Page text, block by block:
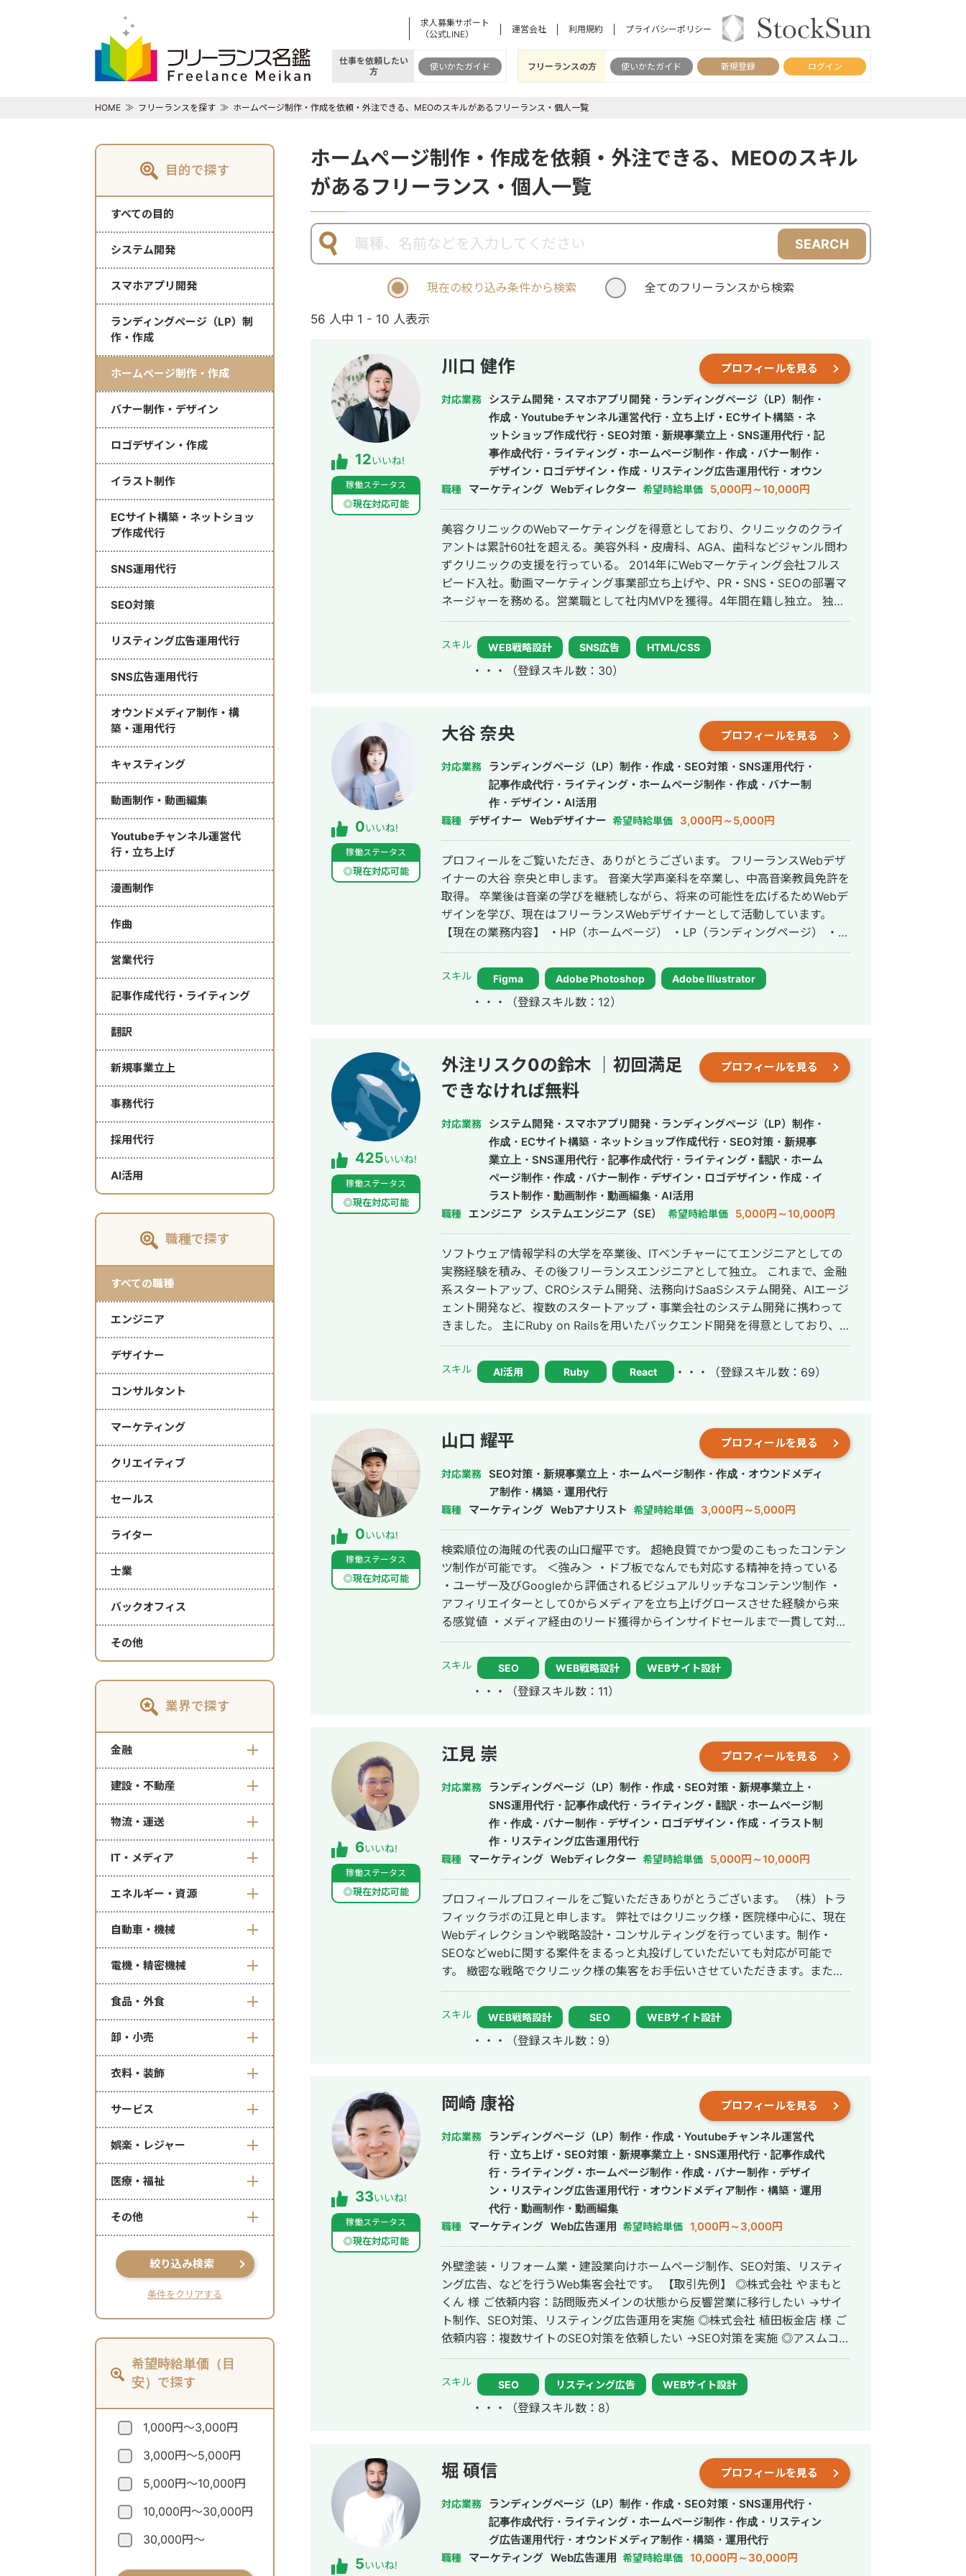
求人募集サポート
（公式LINE）
運営会社 利用規約 プライバシーポリシー
仕事を依頼したい
方
使いかたガイド フリーランスの方 使いかたガイド 新規登録 ログイン
HOME フリーランスを探す ホームページ制作・作成を依頼・外注できる、MEOのスキルがあるフリーランス・個人一覧
目的で探す
すべての目的
システム開発
スマホアプリ開発
ランディングページ（LP）制
作・作成
ホームページ制作・作成
バナー制作・デザイン
ロゴデザイン・作成
イラスト制作
ECサイト構築・ネットショッ
プ作成代行
SNS運用代行
SEO対策
リスティング広告運用代行
SNS広告運用代行
オウンドメディア制作・構
築・運用代行
キャスティング
動画制作・動画編集
Youtubeチャンネル運営代
行・立ち上げ
漫画制作
作曲
営業代行
記事作成代行・ライティング
翻訳
新規事業立上
事務代行
採用代行
AI活用
職種で探す
すべての職種
エンジニア
デザイナー
コンサルタント
マーケティング
クリエイティブ
セールス
ライター
士業
バックオフィス
その他
業界で探す
金融
建設・不動産
物流・運送
IT・メディア
エネルギー・資源
自動車・機械
電機・精密機械
食品・外食
卸・小売
衣料・装飾
サービス
娯楽・レジャー
医療・福祉
その他
絞り込み検索
条件をクリアする
希望時給単価（目
安）で探す
1,000円～3,000円
3,000円～5,000円
5,000円～10,000円
10,000円～30,000円
30,000円～
ホームページ制作・作成を依頼・外注できる、MEOのスキル
があるフリーランス・個人一覧
SEARCH
現在の絞り込み条件から検索 全てのフリーランスから検索
56 人中 1 - 10 人表示
12いいね!
稼働ステータス
◎現在対応可能
川口 健作 プロフィールを見る
対応業務
システム開発・スマホアプリ開発・ランディングページ（LP）制作・
作成・Youtubeチャンネル運営代行・立ち上げ・ECサイト構築・ネ
ットショップ作成代行・SEO対策・新規事業立上・SNS運用代行・記
事作成代行・ライティング・ホームページ制作・作成・バナー制作・
デザイン・ロゴデザイン・作成・リスティング広告運用代行・オウン
ドメディア制作・構築・運用代行・動画制作・動画編集・営業代行
職種 マーケティング Webディレクター 希望時給単価 5,000円～10,000円
美容クリニックのWebマーケティングを得意としており、クリニックのクライ
アントは累計60社を超える。美容外科・皮膚科、AGA、歯科などジャンル問わ
ずクリニックの支援を行っている。 2014年にWebマーケティング会社フルス
ピード入社。動画マーケティング事業部立ち上げや、PR・SNS・SEOの部署マ
ネージャーを務める。営業職として社内MVPを獲得。4年間在籍し独立。 独立
後はフリーランスとなり、フロントエンドエンジニア兼総合Webマーケターと
して活動。現在はWebコンサルティング会社を創設し、法人としてStockSunに
スキル WEB戦略設計 SNS広告 HTML/CSS
・・・ （登録スキル数：30）
0いいね!
稼働ステータス
◎現在対応可能
大谷 奈央 プロフィールを見る
対応業務
ランディングページ（LP）制作・作成・SEO対策・SNS運用代行・
記事作成代行・ライティング・ホームページ制作・作成・バナー制
作・デザイン・AI活用
職種 デザイナー Webデザイナー 希望時給単価 3,000円～5,000円
プロフィールをご覧いただき、ありがとうございます。 フリーランスWebデザ
イナーの大谷 奈央と申します。 音楽大学声楽科を卒業し、中高音楽教員免許を
取得。 卒業後は音楽の学びを継続しながら、将来の可能性を広げるためWebデ
ザインを学び、現在はフリーランスWebデザイナーとして活動しています。
【現在の業務内容】 ・HP（ホームページ） ・LP（ランディングページ） ・広
告バナー ・名刺 ・チラシ ・パンフレット ・SNS画像 など デザインは
単に見た目を整えるだけではなく、クライアント様の想いやサービスの魅力を
届けるための手段だと考えています。 だからこそ、丁寧なヒアリングを通して
課題や目的を整理した上でのデザイン提案を大切にしています。 音楽大学で培
作した実績をポートフォリオにまとめております。 https://fori.io/designer-
nao （掲載可能なもののみとなります） どうぞ、よろしくお願いいたします。
スキル Figma Adobe Photoshop Adobe Illustrator
・・・ （登録スキル数：12）
425いいね!
稼働ステータス
◎現在対応可能
外注リスク0の鈴木 ｜初回満足
できなければ無料
プロフィールを見る
対応業務
システム開発・スマホアプリ開発・ランディングページ（LP）制作・
作成・ECサイト構築・ネットショップ作成代行・SEO対策・新規事
業立上・SNS運用代行・記事作成代行・ライティング・翻訳・ホーム
ページ制作・作成・バナー制作・デザイン・ロゴデザイン・作成・イ
ラスト制作・動画制作・動画編集・AI活用
職種 エンジニア システムエンジニア（SE） 希望時給単価 5,000円～10,000円
ソフトウェア情報学科の大学を卒業後、ITベンチャーにてエンジニアとしての
実務経験を積み、その後フリーランスエンジニアとして独立。 これまで、金融
系スタートアップ、CROシステム開発、法務向けSaaSシステム開発、AIエージ
ェント開発など、複数のスタートアップ・事業会社のシステム開発に携わって
きました。 主にRuby on Railsを用いたバックエンド開発を得意としており、
要件定義、設計、実装、本番リリース、運用改善まで一貫して対応していま
す。 特に、仕様が複雑な業務システムや、要件がまだ固まりきっていない新規
開発において、事業目的を整理しながら、正確にスピード感を持って形にして
へのAI機能の組み込みなどにも対応しています。 単純に言われたものを作るだ
けではなく、事業として使える形に落とし込むことを重視し、開発の初期段階
からリリース後の運用まで伴走しています。
スキル AI活用 Ruby React ・・・ （登録スキル数：69）
0いいね!
稼働ステータス
◎現在対応可能
山口 耀平 プロフィールを見る
対応業務 SEO対策・新規事業立上・ホームページ制作・作成・オウンドメディ
ア制作・構築・運用代行
職種 マーケティング Webアナリスト 希望時給単価 3,000円～5,000円
検索順位の海賊の代表の山口耀平です。 超絶良質でかつ愛のこもったコンテン
ツ制作が可能です。 ＜強み＞ ・ドブ板でなんでも対応する精神を持っている
・ユーザー及びGoogleから評価されるビジュアルリッチなコンテンツ制作 ・
アフィリエイターとして0からメディアを立ち上げグロースさせた経験から来
る感覚値 ・メディア経由のリード獲得からインサイドセールまで一貫して対応
可能 ＜スキル＞ ▼SEO対策 ・サイト改善 ・オウンドメディア運用 ・CV導線
の設計 ▼BtoBマーケティング ・リード獲得戦略設計 ・ホワイトペーパー作成
・メルマガ配信戦略の立案〜実行 ・インサイドセールス ＜実績＞ ○ケース
①：人材マッチングアプリ（toB） ホワイトペーパー制作、ライティングのデ
た）。 ▶️問題・課題 クライアントは元々、コンサル会社が入ってメディアを立
ち上げたものの、1件もリード獲得ができていない状況。 ここから、課題とし
ては下記の４点があると仮説を立てました。 １. コンテンツの質が著しく低い
２. 内部リンク設計が全くなされていない ３. スクラッチで構築されたサイトの
構造がSEO最適化されていない ４. CVポイントが少なすぎる ▶️実行した施策
そこで下記のような施策を3ヶ月に渡り行いました。 ・競合サイトよりもビジ
ュアルリッチなコンテンツになるようにリライト（30本） ・内部リンクの設計
最適化されたテーマへ変更（オウンドメディアのデザインも自分でやったので
コストをめちゃくちゃ抑えられた） ・お役立ち資料の制作とCVポイントの設
置 ・獲得したリードへの架電による商談獲得 ▶️結果 契約してから3ヶ月ほどで
下記のような成果を出すことに成功しました。 ・人材系のリード獲得メディア
を200アクセス数で昨対200%成長 ・メディア経由でのリード獲得を0件→30
件に成長 ・ホワイトペーパー製作によるCVポイントの創出 ・架電により10件
電までこなす必要性がありメタディスクリプションの設定等の細かいSEO対策
は完全に放棄して、内部リンクとコンテンツの品質に全振りして施策を実行し
課題 契約者数を増やすためのチャネルが欲しいというニーズがあり。サイトの
分析を行い、下記のような課題を抽出。 ・公式サイトがサブドメインで、ルー
トドメインに対してリダイレクトがかかっている状況がありサイトも評価が分
散している ・集客チャネルが広告依存状態になっている状況が発生している ▶️
実行した施策 ・サブドメインからルートドメインへのサイトの移行によりドメ
インへのサイト評価の集中 ・ドメイン配下に小学生の親御さんをターゲットに
したコラムメディアの立ち上げ ・経験者であるママさんライターを小学校の周
りでチラシを配って募集 ▶️結果 ・ECサイト本体が移行に伴いアクセスを150%
増。 ・オウンドメディアも1年で月次8万アクセスまで成長 ・年次で4000万円
規模のインパクトを創出。 ▶️反省点 ・メディアを立ち上げて安定して集客でき
たものの、キッズ携帯自体が購入まで判断に時間がかかる商材だったため、メ
ルマガ施策やLINE施策もあわせて実行すべきであったと反省。 実績③：個人
でのメディア運用 ▶️概要 ・当初、経済学系のオウンドメディアを立ち上げ、中
小企業診断士の講座へのアフィリエイト収益を狙って立ち上げ。1年間運用した
ところ企業メディア等からの被リンクが獲得できたため、仮想通貨系のキーワ
ードのカテゴリを作ってコンテンツを投下したところ、ビッグキーワードで上
位獲得を実現（現在は完全に死んだため、月1万円のアドセンス収益に甘んじて
います） ▶️施策 ・ビジュアルリッチな図解コンテンツを制作（1記事当たり10
10万円の収益、累計で100万円をあげる ・企業メディアやWikipediaからの被
リンクの獲得を実現 ・仮想通貨領域でビッグキーワードの「Web3」や
「dao」等で検索結果1ページ目達成
スキル SEO WEB戦略設計 WEBサイト設計
・・・ （登録スキル数：11）
6いいね!
稼働ステータス
◎現在対応可能
江見 崇 プロフィールを見る
対応業務
ランディングページ（LP）制作・作成・SEO対策・新規事業立上・
SNS運用代行・記事作成代行・ライティング・翻訳・ホームページ制
作・作成・バナー制作・デザイン・ロゴデザイン・作成・イラスト制
作・リスティング広告運用代行
職種 マーケティング Webディレクター 希望時給単価 5,000円～10,000円
プロフィールプロフィールをご覧いただきありがとうございます。 （株）トラ
フィックラボの江見と申します。 弊社ではクリニック様・医院様中心に、現在
Webディレクションや戦略設計・コンサルティングを行っています。制作・
SEOなどwebに関する案件をまるっと丸投げしていただいても対応が可能で
す。 緻密な戦略でクリニック様の集客をお手伝いさせていただきます。また、
常にレスを早めに対応を心がけておりまして24時間365日対応が可能です。 実
際、弊社は地域名＋施術で上位表示が得意得意で、かなりの施術名をハックし
ています。 また、医療広告ガイドライン、薬機法にも対応した知見もあり安全
性にも対応しております。 ■実績■ ・某美容系ビックワードで圏外→10位以内
スキル WEB戦略設計 SEO WEBサイト設計
・・・ （登録スキル数：9）
33いいね!
稼働ステータス
◎現在対応可能
岡崎 康裕 プロフィールを見る
対応業務
ランディングページ（LP）制作・作成・Youtubeチャンネル運営代
行・立ち上げ・SEO対策・新規事業立上・SNS運用代行・記事作成代
行・ライティング・ホームページ制作・作成・バナー制作・デザイ
ン・リスティング広告運用代行・オウンドメディア制作・構築・運用
代行・動画制作・動画編集
職種 マーケティング Web広告運用 希望時給単価 1,000円～3,000円
外壁塗装・リフォーム業・建設業向けホームページ制作、SEO対策、リスティ
ング広告、などを行うWeb集客会社です。 【取引先例】 ◎株式会社 やまもと
くん 様 ご依頼内容：訪問販売メインの状態から反響営業に移行したい →サイ
ト制作、SEO対策、リスティング広告運用を実施 ◎株式会社 植田板金店 様 ご
依頼内容：複数サイトのSEO対策を依頼したい →SEO対策を実施 ◎アスムコー
ポレーション（ユーペイント）様 ご依頼内容：Web集客を依頼したい →サイ
ト制作、SEO対策、リスティング広告運用を実施 ◎商工会・業界メディア支援
例 「東村山市商工会」様 「外壁塗装の窓口」様 ほか多数 ◎難関キーワードで
上位表示 ・「屋根」で1位 ・「ガルバリウム 鋼板」で1位 ・「塗り壁」で1位
後、札幌市で老舗の施工会社に就職。職人として活動する ・RIZAPの子会社に
転職し、10年勤務。事業部で最年少の支配人となり、新規出店などを経験 ・副
業だったマーケティング技術をもって独立 ・個人事業として3年で利益8倍を達
成。「トソーマ株式会社」を設立 ・法人化後も、3年連続で150％以上の業績
アップを実現 【略歴】 2018年〜2021年 ・外壁塗装会社の集客のプロとして個
人事業主で活動 2022年〜 ・トソーマ株式会社 代表取締役 >リフォーム
スキル SEO リスティング広告 WEBサイト設計
・・・ （登録スキル数：8）
5いいね!
堀 碩信 プロフィールを見る
対応業務
ランディングページ（LP）制作・作成・SEO対策・SNS運用代行・
記事作成代行・ライティング・ホームページ制作・作成・リスティン
グ広告運用代行・オウンドメディア制作・構築・運用代行
職種 マーケティング Web広告運用 希望時給単価 10,000円～30,000円